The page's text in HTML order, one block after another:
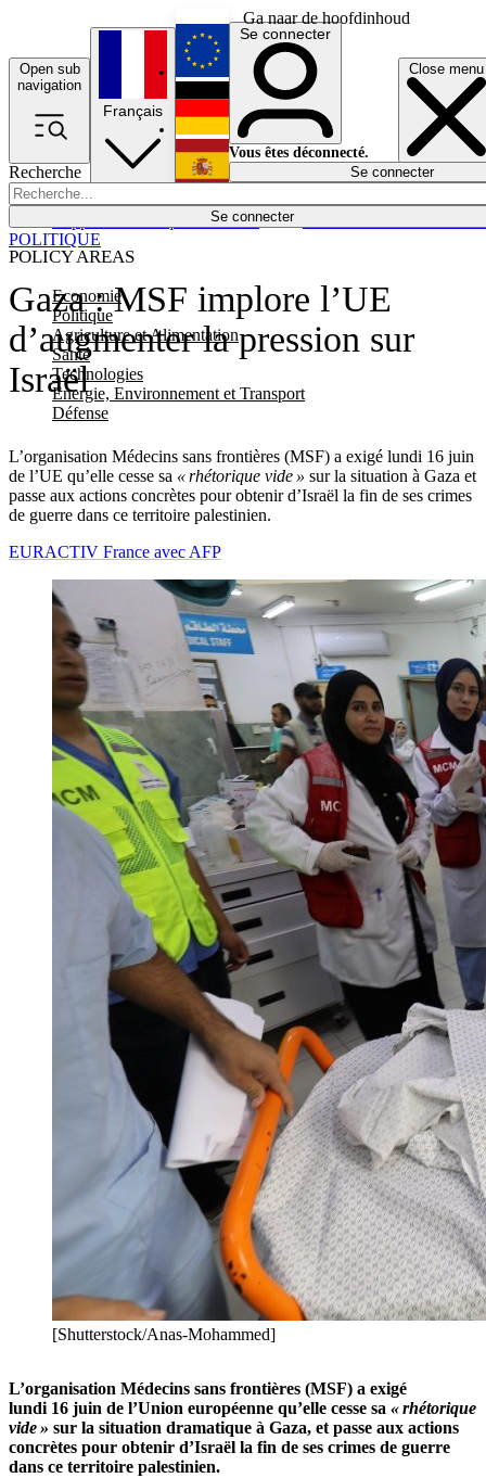
Ga naar de hoofdinhoud
Open sub
navigation
Close menu
Recherche
Se connecter
POLICY AREAS
Economie
Politique
Agriculture et Alimentation
Santé
Technologies
Energie, Environnement et Transport
Défense
Économie
Français
English
Deutsch
Español
Se connecter
Vous êtes déconnecté.
Se connecter
Gaza : MSF implore l’UE
d’augmenter la pression sur
Israël
L’organisation Médecins sans frontières (MSF) a exigé lundi 16 juin
de l’UE qu’elle cesse sa « rhétorique vide » sur la situation à Gaza et
passe aux actions concrètes pour obtenir d’Israël la fin de ses crimes
de guerre dans ce territoire palestinien.
POLITIQUE
EURACTIV France avec AFP
[Shutterstock/Anas-Mohammed]
L’organisation Médecins sans frontières (MSF) a exigé
lundi 16 juin de l’Union européenne qu’elle cesse sa « rhétorique
vide » sur la situation dramatique à Gaza, et passe aux actions
concrètes pour obtenir d’Israël la fin de ses crimes de guerre
dans ce territoire palestinien.